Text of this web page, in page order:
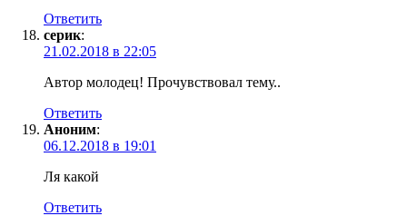
Ответить
серик:
21.02.2018 в 22:05
Автор молодец! Прочувствовал тему..
Ответить
Аноним:
06.12.2018 в 19:01
Ля какой
Ответить